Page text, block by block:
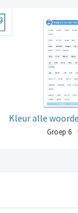
Kleur alle
Groep 6